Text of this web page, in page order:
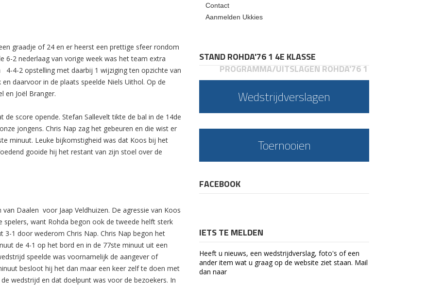
graadje of 24 en er heerst een prettige sfeer rondom
6-2 nederlaag van vorige week was het team extra
4-2 opstelling met daarbij 1 wijziging ten opzichte van
daarvoor in de plaats speelde Niels Uithol. Op de
en Joël Branger.
score opende. Stefan Sallevelt tikte de bal in de 14de
jongens. Chris Nap zag het gebeuren en die wist er
minuut. Leuke bijkomstigheid was dat Koos bij het
gooide hij het restant van zijn stoel over de
Daalen voor Jaap Veldhuizen. De agressie van Koos
want Rohda begon ook de tweede helft sterk
3-1 door wederom Chris Nap. Chris Nap begon het
de 4-1 op het bord en in de 77ste minuut uit een
speelde was voornamelijk de aangever of
besloot hij het dan maar een keer zelf te doen met
wedstrijd en dat doelpunt was voor de bezoekers. In
Contact
Aanmelden Ukkies
STAND ROHDA'76 1 4E KLASSE
PROGRAMMA/UITSLAGEN ROHDA'76 1
Wedstrijdverslagen
Toernooien
FACEBOOK
IETS TE MELDEN
Heeft u nieuws, een wedstrijdverslag, foto's of een
ander item wat u graag op de website ziet staan. Mail
dan naar